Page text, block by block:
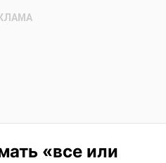
«все или